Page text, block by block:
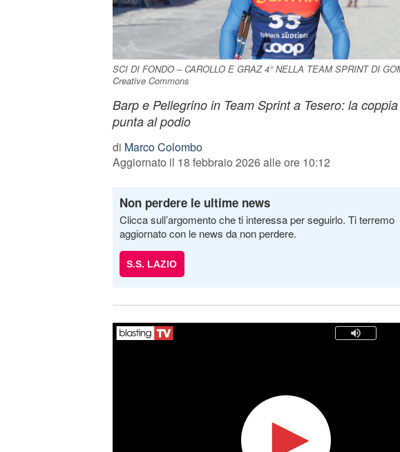
SCI DI FONDO – CAROLLO E GRAZ 4° NELLA TEAM SPRINT DI
Creative Commons
Barp e Pellegrino in Team Sprint a Tesero: la
punta al podio
di Marco Colombo
Aggiornato il 18 febbraio 2026 alle ore 10:12
Non perdere le ultime news
Clicca sull’argomento che ti interessa per seguirlo. Ti terremo
aggiornato con le news da non perdere.
S.S. LAZIO